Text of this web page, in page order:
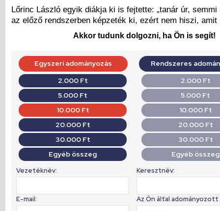
Lőrinc László egyik diákja ki is fejtette: „tanár úr, semmi
az előző rendszerben képzeték ki, ezért nem hiszi, amit
Akkor tudunk dolgozni, ha Ön is segít!